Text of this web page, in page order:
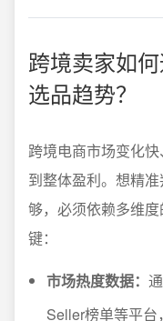
跨境卖家如
选品趋势？
跨境电商市场变化
到整体盈利。想精
够，必须依赖多维
键：
市场热度数据：
Seller榜单等平